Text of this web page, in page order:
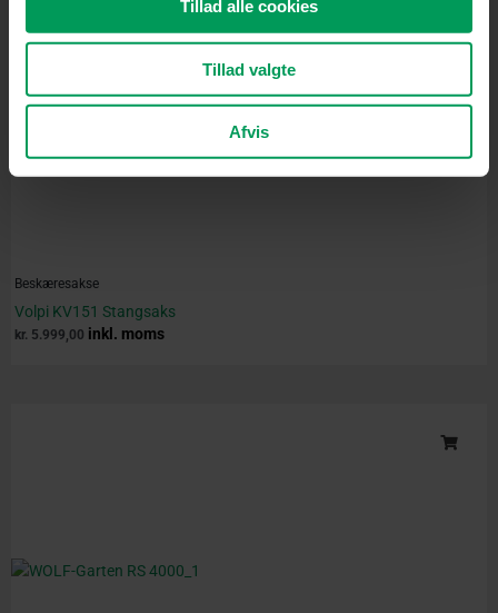
Tillad alle cookies
Tillad valgte
Afvis
Beskæresakse
Volpi KV151 Stangsaks
kr. 5.999,00 inkl. moms